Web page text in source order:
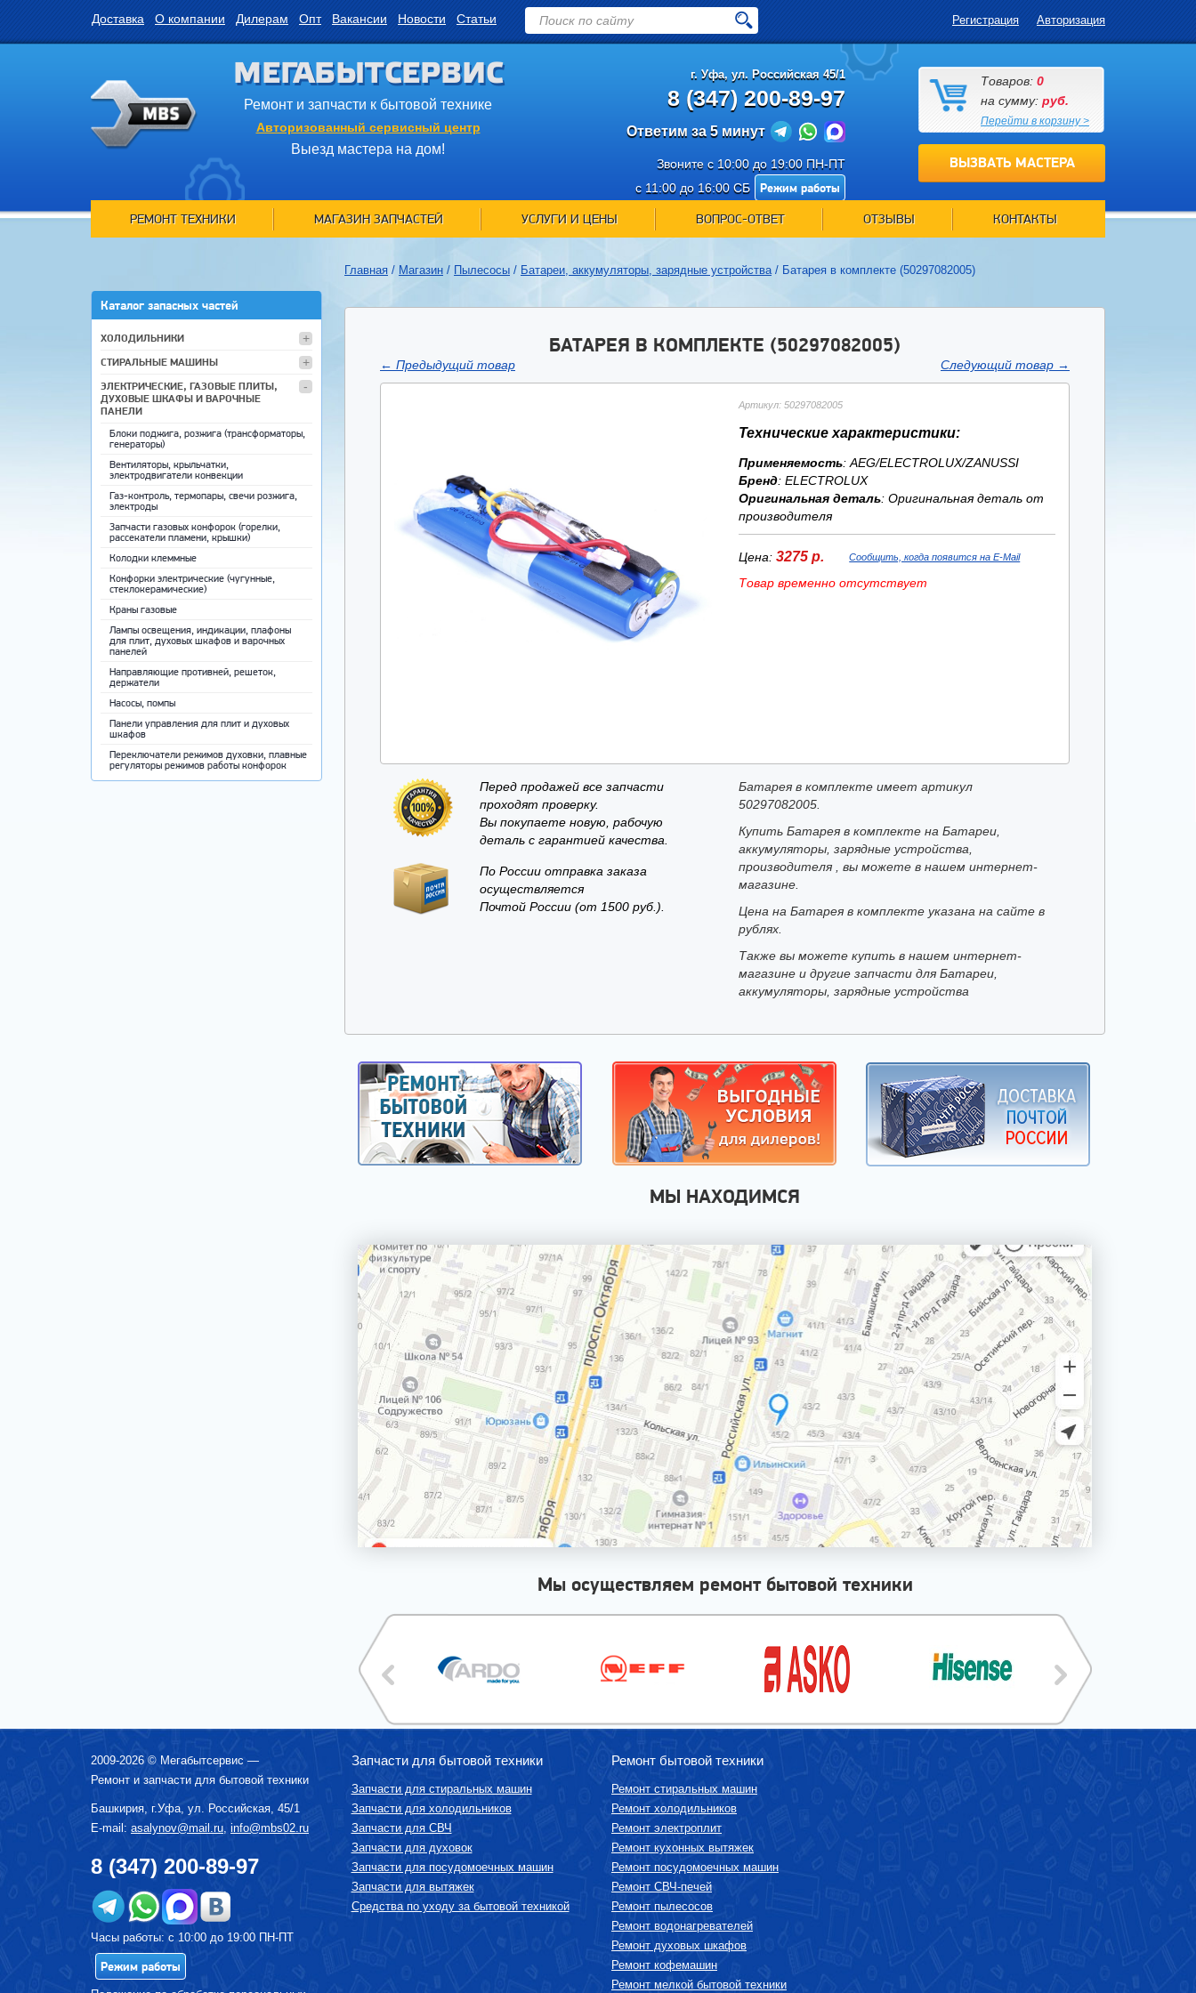
Доставка О компании Дилерам Опт Вакансии Новости Статьи Регистрация Авторизация
МЕГАБЫТСЕРВИС
Ремонт и запчасти к бытовой технике
Авторизованный сервисный центр
Выезд мастера на дом!
г. Уфа, ул. Российская 45/1
8 (347) 200-89-97
Ответим за 5 минут
Звоните с 10:00 до 19:00 ПН-ПТ
с 11:00 до 16:00 СБ
Режим работы
Товаров: 0
на сумму: руб.
Перейти в корзину >
ВЫЗВАТЬ МАСТЕРА
РЕМОНТ ТЕХНИКИ МАГАЗИН ЗАПЧАСТЕЙ УСЛУГИ И ЦЕНЫ ВОПРОС-ОТВЕТ ОТЗЫВЫ КОНТАКТЫ
Каталог запасных частей
ХОЛОДИЛЬНИКИ
СТИРАЛЬНЫЕ МАШИНЫ
ЭЛЕКТРИЧЕСКИЕ, ГАЗОВЫЕ ПЛИТЫ,
ДУХОВЫЕ ШКАФЫ И ВАРОЧНЫЕ
ПАНЕЛИ
Блоки поджига, розжига (трансформаторы,
генераторы)
Вентиляторы, крыльчатки,
электродвигатели конвекции
Газ-контроль, термопары, свечи розжига,
электроды
Запчасти газовых конфорок (горелки,
рассекатели пламени, крышки)
Колодки клеммные
Конфорки электрические (чугунные,
стеклокерамические)
Краны газовые
Лампы освещения, индикации, плафоны
для плит, духовых шкафов и варочных
панелей
Направляющие противней, решеток,
держатели
Насосы, помпы
Панели управления для плит и духовых
шкафов
Переключатели режимов духовки, плавные
регуляторы режимов работы конфорок
КОФЕМОЛКИ
КУХОННЫЕ КОМБАЙНЫ
ЛОМТЕРЕЗКИ
МАСЛОНАПОЛНЕННЫЕ РАДИАТОРЫ
МИКРОВОЛНОВЫЕ ПЕЧИ (СВЧ)
МУЛЬТИВАРКИ
МЯСОРУБКИ
ПАРОВАРКИ
ПОСУДОМОЕЧНЫЕ МАШИНЫ
ПЫЛЕСОСЫ
Главная / Магазин / Пылесосы / Батареи, аккумуляторы, зарядные устройства/ Батарея в комплекте (50297082005)
БАТАРЕЯ В КОМПЛЕКТЕ (50297082005)
← Предыдущий товар Следующий товар →
Артикул: 50297082005
Технические характеристики:
Применяемость: AEG/ELECTROLUX/ZANUSSI
Бренд: ELECTROLUX
Оригинальная деталь: Оригинальная деталь от
производителя
Цена: 3275 р. Сообщить, когда появится на E-Mail
Товар временно отсутствует
Перед продажей все запчасти
проходят проверку.
Вы покупаете новую, рабочую
деталь с гарантией качества.
По России отправка заказа
осуществляется
Почтой России (от 1500 руб.).
Батарея в комплекте имеет артикул
50297082005.
Купить Батарея в комплекте на Батареи,
аккумуляторы, зарядные устройства,
производителя , вы можете в нашем интернет-
магазине.
Цена на Батарея в комплекте указана на сайте в
рублях.
Также вы можете купить в нашем интернет-
магазине и другие запчасти для Батареи,
аккумуляторы, зарядные устройства
МЫ НАХОДИМСЯ
Мы осуществляем ремонт бытовой техники
2009-2026 © Мегабытсервис —
Ремонт и запчасти для бытовой техники
Башкирия, г.Уфа ул. Российская, 45/1
E-mail: asalynov@mail.ru info@mbs02.ru
8 (347) 200-89-97
Часы работы: с 10:00 до 19:00 ПН-ПТ
Режим работы
Запчасти для бытовой техники
Запчасти для стиральных машин
Запчасти для холодильников
Запчасти для СВЧ
Запчасти для духовок
Запчасти для посудомоечных машин
Запчасти для вытяжек
Средства по уходу за бытовой техникой
Ремонт бытовой техники
Ремонт стиральных машин
Ремонт холодильников
Ремонт электроплит
Ремонт кухонных вытяжек
Ремонт посудомоечных машин
Ремонт СВЧ-печей
Ремонт пылесосов
Ремонт водонагревателей
Ремонт духовых шкафов
Ремонт кофемашин
Ремонт мелкой бытовой техники